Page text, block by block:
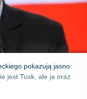
pokazują jasno:
jest Tusk, ale ja oraz